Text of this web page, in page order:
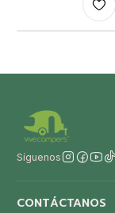
Síguenos
CONTÁCTANOS